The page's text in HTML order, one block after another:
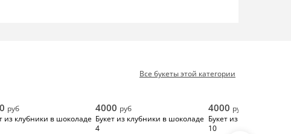
Все букеты этой категории
руб
из клубники в шоколаде
4000 руб
Букет из клубники в шоколаде
4
4000 руб
Букет из клубники в
10